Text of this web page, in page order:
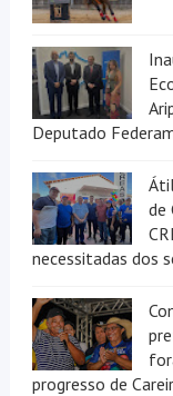
Deputado
de
necessitadas dos
progresso de